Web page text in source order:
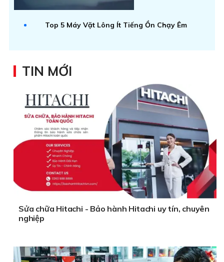
Top 5 Máy Vặt Lông Ít Tiếng Ồn Chạy Êm
TIN MỚI
Sửa chữa Hitachi - Bảo hành Hitachi uy tín, chuyên
nghiệp